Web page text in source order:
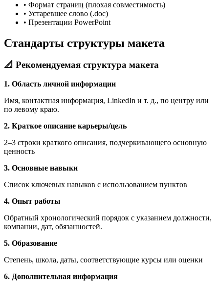
• Формат страниц (плохая совместимость)
• Устаревшее слово (.doc)
• Презентации PowerPoint
Стандарты структуры макета
📐 Рекомендуемая структура макета
1. Область личной информации
Имя, контактная информация, LinkedIn и т. д., по центру или
по левому краю.
2. Краткое описание карьеры/цель
2–3 строки краткого описания, подчеркивающего основную
ценность
3. Основные навыки
Список ключевых навыков с использованием пунктов
4. Опыт работы
Обратный хронологический порядок с указанием должности,
компании, дат, обязанностей.
5. Образование
Степень, школа, даты, соответствующие курсы или оценки
6. Дополнительная информация